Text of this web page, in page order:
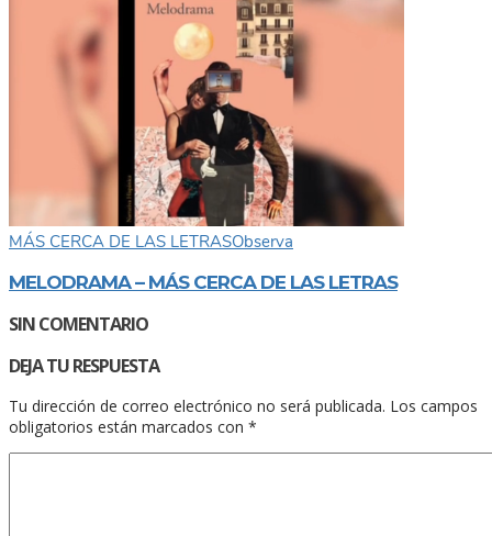
MÁS CERCA DE LAS LETRASObserva
MELODRAMA – MÁS CERCA DE LAS LETRAS
SIN COMENTARIO
DEJA TU RESPUESTA
Tu dirección de correo electrónico no será publicada. Los campos
obligatorios están marcados con *